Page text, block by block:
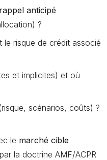
rappel anticipé
?
le risque de crédit associé
et implicites) et où
(risque, scénarios, coûts) ?
le marché cible
la doctrine AMF/ACPR